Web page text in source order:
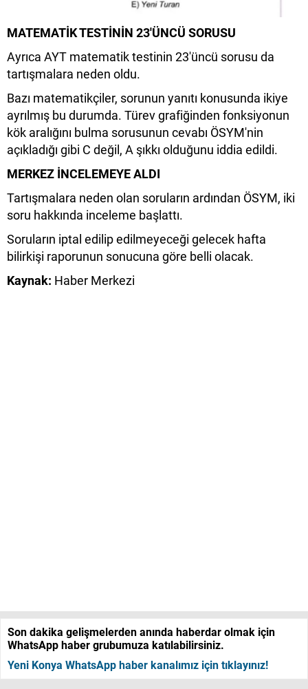
MATEMATİK TESTİNİN 23'ÜNCÜ SORUSU
Ayrıca AYT matematik testinin 23'üncü sorusu da
tartışmalara neden oldu.
Bazı matematikçiler, sorunun yanıtı konusunda ikiye
ayrılmış bu durumda. Türev grafiğinden fonksiyonun
kök aralığını bulma sorusunun cevabı ÖSYM'nin
açıkladığı gibi C değil, A şıkkı olduğunu iddia edildi.
MERKEZ İNCELEMEYE ALDI
Tartışmalara neden olan soruların ardından ÖSYM, iki
soru hakkında inceleme başlattı.
Soruların iptal edilip edilmeyeceği gelecek hafta
bilirkişi raporunun sonucuna göre belli olacak.
Kaynak: Haber Merkezi
Son dakika gelişmelerden anında haberdar olmak için
WhatsApp haber grubumuza katılabilirsiniz.
Yeni Konya WhatsApp haber kanalımız için tıklayınız!